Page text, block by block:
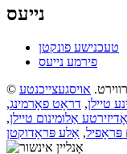
נייעס
טעכנישע פונקטן
פירמע נייעס
אויסגעצייכנטע
טיילן, דראָט פאָרמינג,
אַלומינום טיילן,
פּראָפיל, אַלע פּראָדוקטן